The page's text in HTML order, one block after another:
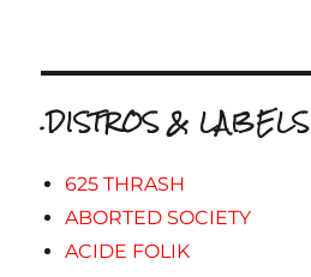
.DISTROS & LABELS
625 THRASH
ABORTED SOCIETY
ACIDE FOLIK